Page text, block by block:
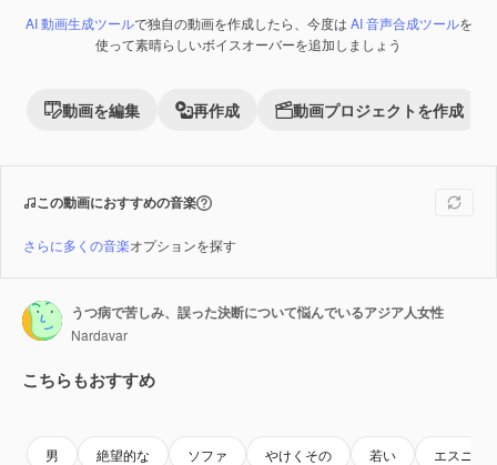
Premium
AI 動画生成ツールで独自の動画を作成したら、今度は AI 音声合成ツールを
使って素晴らしいボイスオーバーを追加しましょう
動画を編集 再作成 動画プロジェクトを作成
この動画におすすめの音楽
さらに多くの音楽オプションを探す
うつ病で苦しみ、誤った決断について悩んでいるアジア人女性
Nardavar
こちらもおすすめ
男 絶望的な ソファ やけくその 若い エスニッ